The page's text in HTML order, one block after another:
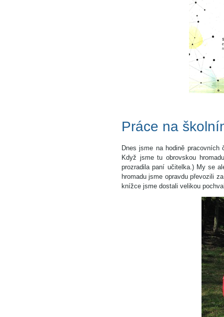
Práce na
Dnes jsme na hodině
Když jsme tu obrovskou
prozradila paní učitelka.) My se
hromadu jsme opravdu převozili
knížce jsme dostali velikou